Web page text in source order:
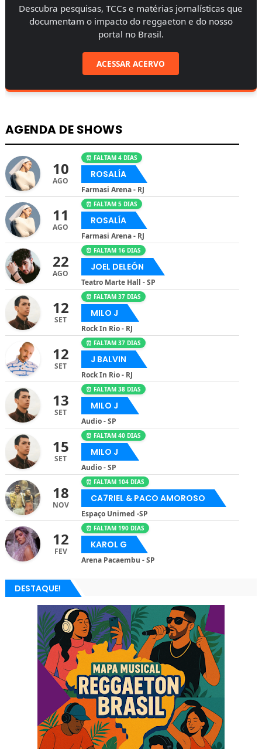
Descubra pesquisas, TCCs e matérias jornalísticas que
documentam o impacto do reggaeton e do nosso
portal no Brasil.
ACESSAR ACERVO
AGENDA DE SHOWS
10
AGO
⏰ FALTAM 4 DIAS
ROSALÍA
Farmasi Arena - RJ
11
AGO
⏰ FALTAM 5 DIAS
ROSALÍA
Farmasi Arena - RJ
22
AGO
⏰ FALTAM 16 DIAS
JOEL DELEÓN
Teatro Marte Hall - SP
12
SET
⏰ FALTAM 37 DIAS
MILO J
Rock In Rio - RJ
12
SET
⏰ FALTAM 37 DIAS
J BALVIN
Rock In Rio - RJ
13
SET
⏰ FALTAM 38 DIAS
MILO J
Audio - SP
15
SET
⏰ FALTAM 40 DIAS
MILO J
Audio - SP
18
NOV
⏰ FALTAM 104 DIAS
CA7RIEL & PACO AMOROSO
Espaço Unimed -SP
12
FEV
⏰ FALTAM 190 DIAS
KAROL G
Arena Pacaembu - SP
DESTAQUE!